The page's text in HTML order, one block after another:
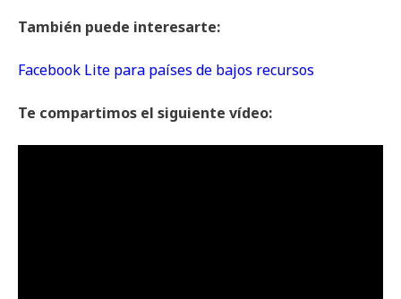
También puede interesarte:
Facebook Lite para países de bajos recursos
Te compartimos el siguiente vídeo: